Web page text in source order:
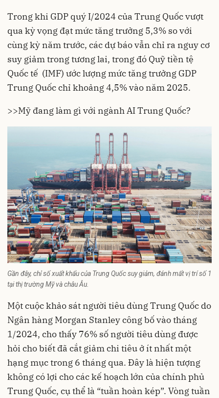
Trong khi GDP quý I/2024 của Trung Quốc vượt
qua kỳ vọng đạt mức tăng trưởng 5,3% so với
cùng kỳ năm trước, các dự báo vẫn chỉ ra nguy cơ
suy giảm trong tương lai, trong đó Quỹ tiền tệ
Quốc tế (IMF) ước lượng mức tăng trưởng GDP
Trung Quốc chỉ khoảng 4,5% vào năm 2025.
>>Mỹ đang làm gì với ngành AI Trung Quốc?
Gần đây, chỉ số xuất khẩu của Trung Quốc suy giảm, đánh mất vị trí số 1
tại thị trường Mỹ và châu Âu.
Một cuộc khảo sát người tiêu dùng Trung Quốc do
Ngân hàng Morgan Stanley công bố vào tháng
1/2024, cho thấy 76% số người tiêu dùng được
hỏi cho biết đã cắt giảm chi tiêu ở ít nhất một
hạng mục trong 6 tháng qua. Đây là hiện tượng
không có lợi cho các kế hoạch lớn của chính phủ
Trung Quốc, cụ thể là “tuần hoàn kép”. Vòng tuần